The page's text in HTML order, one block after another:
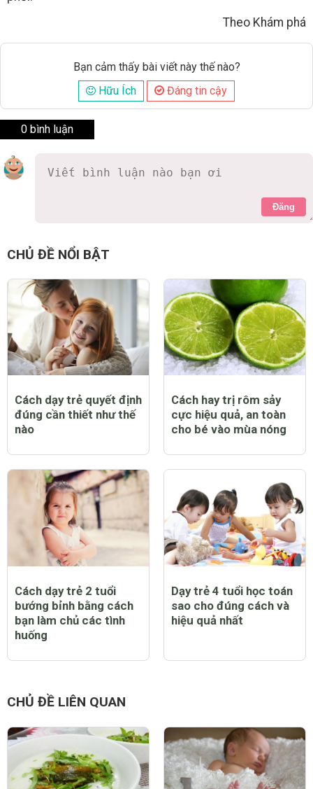
Theo Khám phá
Bạn cảm thấy bài viết này thế nào?
Hữu Ích
Đáng tin cậy
0 bình luận
Đăng
CHỦ ĐỀ NỔI BẬT
Cách dạy trẻ quyết định
đúng cần thiết như thế
nào
Cách hay trị rôm sảy
cực hiệu quả, an toàn
cho bé vào mùa nóng
Cách dạy trẻ 2 tuổi
bướng bỉnh bằng cách
bạn làm chủ các tình
huống
Dạy trẻ 4 tuổi học toán
sao cho đúng cách và
hiệu quả nhất
CHỦ ĐỀ LIÊN QUAN